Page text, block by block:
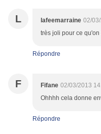
L lafeemarraine 02/
très joli pour ce
Répondre
F Fifane 02/03/2013
Ohhhh cela donne
Répondre